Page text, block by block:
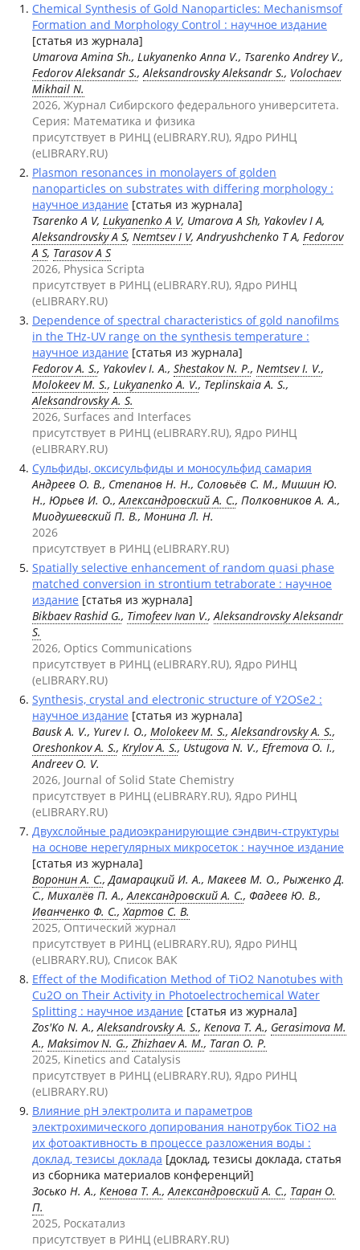
Chemical Synthesis of Gold Nanoparticles: Mechanismsof
Formation and Morphology Control : научное издание
[статья из журнала]
Umarova Amina Sh., Lukyanenko Anna V., Tsarenko Andrey V.,
Fedorov Aleksandr S.,Aleksandrovsky Aleksandr S., Volochaev
Mikhail N.
2026, Журнал Сибирского федерального университета.
Серия: Математика и физика
присутствует в РИНЦ (eLIBRARY.RU), Ядро РИНЦ
(eLIBRARY.RU)
Plasmon resonances in monolayers of golden
nanoparticles on substrates with differing morphology :
научное издание [статья из журнала]
Tsarenko A V, Lukyanenko A V, Umarova A Sh, Yakovlev I A,
Aleksandrovsky A S, Nemtsev I V, Andryushchenko T A, Fedorov
A S, Tarasov A S
2026, Physica Scripta
присутствует в РИНЦ (eLIBRARY.RU), Ядро РИНЦ
(eLIBRARY.RU)
Dependence of spectral characteristics of gold nanofilms
in the THz-UV range on the synthesis temperature :
научное издание [статья из журнала]
Fedorov A. S., Yakovlev I. A., Shestakov N. P., Nemtsev I. V.,
Molokeev M. S., Lukyanenko A. V., Teplinskaia A. S.,
Aleksandrovsky A. S.
2026, Surfaces and Interfaces
присутствует в РИНЦ (eLIBRARY.RU), Ядро РИНЦ
(eLIBRARY.RU)
Сульфиды, оксисульфиды и моносульфид самария
Андреев О. В., Степанов Н. Н., Соловьёв С. М., Мишин Ю.
Н., Юрьев И. О.,Александровский А. С., Полковников А. А.,
Миодушевский П. В., Монина Л. Н.
2026
присутствует в РИНЦ (eLIBRARY.RU)
Spatially selective enhancement of random quasi phase
matched conversion in strontium tetraborate : научное
издание [статья из журнала]
Bikbaev Rashid G., Timofeev Ivan V.,Aleksandrovsky Aleksandr
S.
2026, Optics Communications
присутствует в РИНЦ (eLIBRARY.RU), Ядро РИНЦ
(eLIBRARY.RU)
Synthesis, crystal and electronic structure of Y2OSe2 :
научное издание [статья из журнала]
Bausk A. V., Yurev I. O., Molokeev M. S.,Aleksandrovsky A. S.,
Oreshonkov A. S., Krylov A. S., Ustugova N. V., Efremova O. I.,
Andreev O. V.
2026, Journal of Solid State Chemistry
присутствует в РИНЦ (eLIBRARY.RU), Ядро РИНЦ
(eLIBRARY.RU)
Двухслойные радиоэкранирующие сэндвич-структуры
на основе нерегулярных микросеток : научное издание
[статья из журнала]
Воронин А. С., Дамарацкий И. А., Макеев М. О., Рыженко Д.
С., Михалёв П. А.,Александровский А. С., Фадеев Ю. В.,
Иванченко Ф. С.,Хартов С. В.
2025, Оптический журнал
присутствует в РИНЦ (eLIBRARY.RU), Ядро РИНЦ
(eLIBRARY.RU), Список ВАК
Effect of the Modification Method of TiO2 Nanotubes with
Cu2O on Their Activity in Photoelectrochemical Water
Splitting : научное издание [статья из журнала]
Zos'Ko N. A.,Aleksandrovsky A. S., Kenova T. A., Gerasimova M.
A., Maksimov N. G., Zhizhaev A. M., Taran O. P.
2025, Kinetics and Catalysis
присутствует в РИНЦ (eLIBRARY.RU), Ядро РИНЦ
(eLIBRARY.RU)
Влияние рН электролита и параметров
электрохимического допирования нанотрубок TiO2 на
их фотоактивность в процессе разложения воды :
доклад, тезисы доклада [доклад, тезисы доклада, статья
из сборника материалов конференций]
Зосько Н. А., Кенова Т. А.,Александровский А. С., Таран О.
П.
2025, Роскатализ
присутствует в РИНЦ (eLIBRARY.RU)